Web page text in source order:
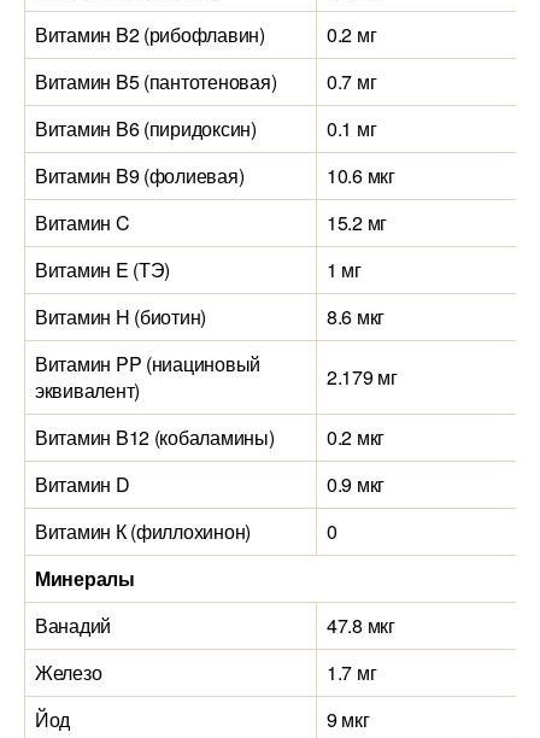
Витамин B2 (рибофлавин)
0.2 мг
Витамин B5 (пантотеновая)
0.7 мг
Витамин B6 (пиридоксин)
0.1 мг
Витамин B9 (фолиевая)
10.6 мкг
Витамин C
15.2 мг
Витамин E (ТЭ)
1 мг
Витамин H (биотин)
8.6 мкг
Витамин PP (ниациновый
эквивалент)
2.179 мг
Витамин B12 (кобаламины)
0.2 мкг
Витамин D
0.9 мкг
Витамин К (филлохинон)
0
Минералы
Ванадий
47.8 мкг
Железо
1.7 мг
Йод
9 мкг